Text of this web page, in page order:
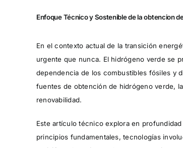
Enfoque Técnico y Sostenible de la obtencion
En el contexto actual de la transición
urgente que nunca. El hidrógeno verde se
dependencia de los combustibles fósiles y
fuentes de obtención de hidrógeno verde,
renovabilidad.
Este artículo técnico explora en
principios fundamentales, tecnologías